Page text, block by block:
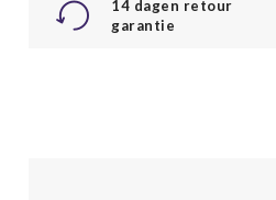
14 dagen retour
garantie